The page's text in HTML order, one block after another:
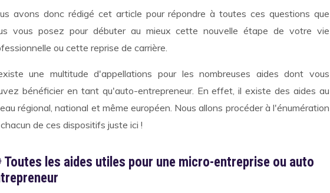
avons donc rédigé cet article pour répondre à toutes ces questions que
vous posez pour débuter au mieux cette nouvelle étape de votre vie
ou cette reprise de carrière.
une multitude d'appellations pour les nombreuses aides dont vous
bénéficier en tant qu'auto-entrepreneur. En effet, il existe des aides au
régional, national et même européen. Nous allons procéder à l'énumération
de ces dispositifs juste ici !
Toutes les aides utiles pour une micro-entreprise ou auto